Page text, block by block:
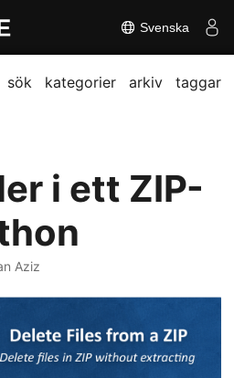
Svenska
sök kategorier arkiv taggar
i ett ZIP-
Aziz